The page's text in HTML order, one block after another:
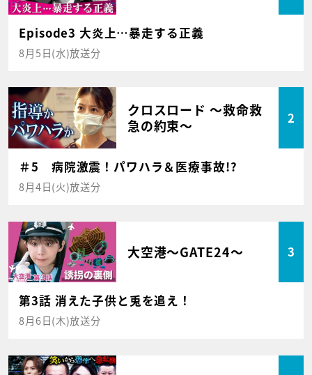
Episode3 大炎上…暴走する正義
8月5日(水)放送分
クロスロード ～救命救
急の約束～
2
＃5 病院激震！パワハラ＆医療事故!?
8月4日(火)放送分
大空港～GATE24～ 3
第3話 消えた子供と兎を追え！
8月6日(木)放送分